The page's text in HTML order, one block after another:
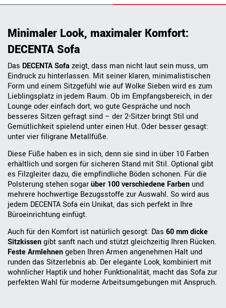
Minimaler Look, maximaler Komfort:
DECENTA Sofa
Das DECENTA Sofazeigt, dass man nicht laut sein muss, um
Eindruck zu hinterlassen. Mit seiner klaren, minimalistischen
Form und einem Sitzgefühl wie auf Wolke Sieben wird es zum
Lieblingsplatz in jedem Raum. Ob im Empfangsbereich, in der
Lounge oder einfach dort, wo gute Gespräche und noch
besseres Sitzen gefragt sind – der 2-Sitzer bringt Stil und
Gemütlichkeit spielend unter einen Hut. Oder besser gesagt:
unter vier filigrane Metallfüße.
Diese Füße haben es in sich, denn sie sind in über 10 Farben
erhältlich und sorgen für sicheren Stand mit Stil. Optional gibt
es Filzgleiter dazu, die empfindliche Böden schonen. Für die
Polsterung stehen sogarüber 100 verschiedene Farben und
mehrere hochwertige Bezugsstoffe zur Auswahl. So wird aus
jedem DECENTA Sofa ein Unikat, das sich perfekt in Ihre
Büroeinrichtung einfügt.
Auch für den Komfort ist natürlich gesorgt: Das 60 mm dicke
Sitzkissengibt sanft nach und stützt gleichzeitig Ihren Rücken.
Feste Armlehnengeben Ihren Armen angenehmen Halt und
runden das Sitzerlebnis ab. Der elegante Look, kombiniert mit
wohnlicher Haptik und hoher Funktionalität, macht das Sofa zur
perfekten Wahl für moderne Arbeitsumgebungen mit Anspruch.